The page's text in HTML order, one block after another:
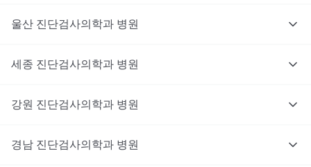
울산 진단검사의학과 병원
세종 진단검사의학과 병원
강원 진단검사의학과 병원
경남 진단검사의학과 병원